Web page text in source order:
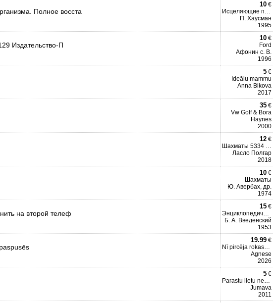
Полное восста
10 €
Исцеляющие продукты
П. Хаусман
1995
Издательство-П
10 €
Ford
Афонин с. В.
1996
5 €
Ideālu mammu
Anna Bikova
2017
35 €
Vw Golf & Bora
Haynes
2000
12 €
Шахматы 5334 задачи.
Ласло Полгар
2018
10 €
Шахматы
Ю. Авербах, др.
1974
на второй телеф
15 €
Энциклопедический словарь
Б. А. Введенский
1953
19.99 €
Nī pircēja rokasgrāmata
Agnese
2026
5 €
Parastu lietu neparasts.
Jumava
2011